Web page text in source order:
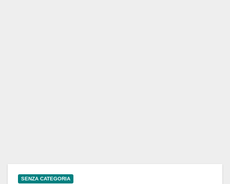
SENZA CATEGORIA